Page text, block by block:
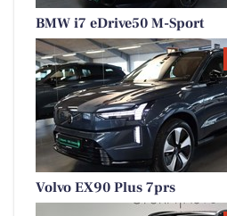
BMW i7 eDrive50 M-Sport
Volvo EX90 Plus 7prs